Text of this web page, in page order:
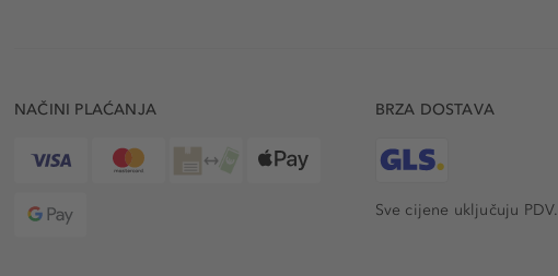
NAČINI PLAĆANJA BRZA DOSTAVA
Sve cijene uključuju PDV.